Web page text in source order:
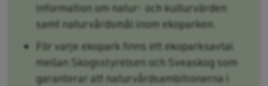
information om natur- och kulturvärden
samt naturvårdsmål inom ekoparken.
För varje ekopark finns ett ekoparksavtal
mellan Skogsstyrelsen och Sveaskog som
garanterar att naturvårdsambitionerna i